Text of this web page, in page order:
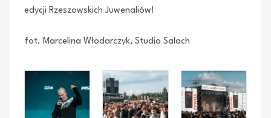
edycji Rzeszowskich Juwenaliów!
fot. Marcelina Włodarczyk, Studio Salach